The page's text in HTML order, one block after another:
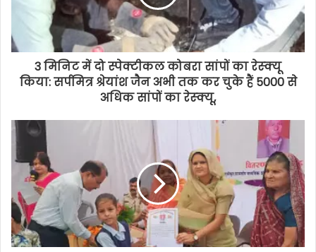
3 मिनिट में दो स्पेक्टीकल कोबरा सांपों का रेस्क्यू
किया: सर्पमित्र श्रेयांश जैन अभी तक कर चुके हैं 5000 से
अधिक सांपों का रेस्क्यू,